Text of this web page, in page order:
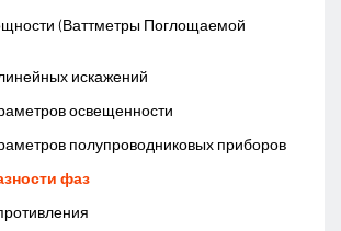
(Ваттметры Поглощаемой
искажений
освещенности
полупроводниковых приборов
фаз